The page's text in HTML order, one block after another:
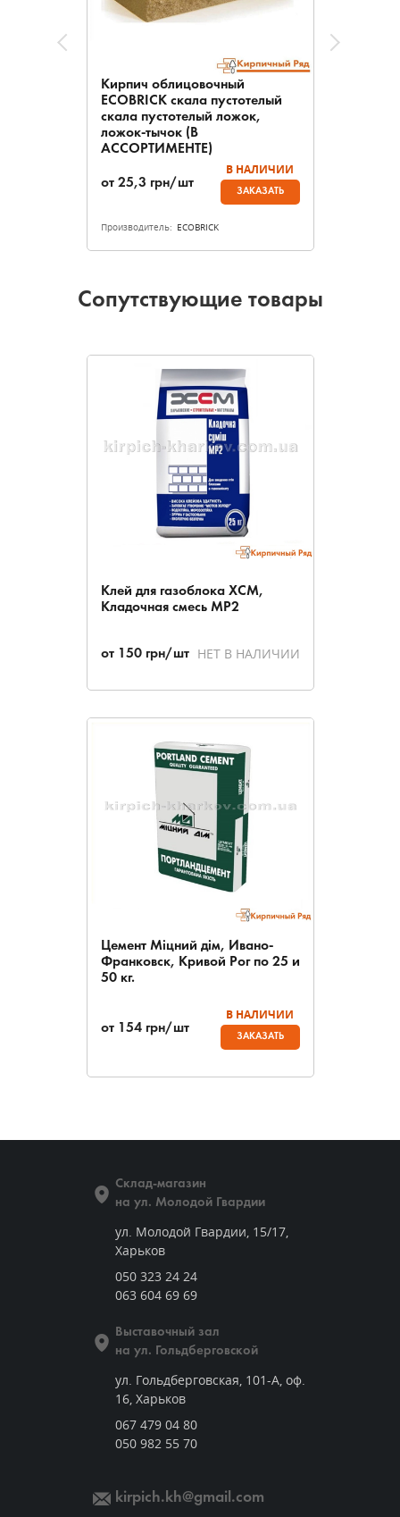
Кирпич облицовочный
ECOBRICK скала пустотелый
скала пустотелый ложок,
ложок-тычок (В
АССОРТИМЕНТЕ)
от 25,3 грн/шт
В НАЛИЧИИ
ЗАКАЗАТЬ
Производитель: ECOBRICK
Сопутствующие товары
Клей для газоблока ХСМ,
Кладочная смесь МР2
от 150 грн/шт НЕТ В НАЛИЧИИ
Цемент Міцний дім, Ивано-
Франковск, Кривой Рог по 25 и
50 кг.
от 154 грн/шт
В НАЛИЧИИ
ЗАКАЗАТЬ
Склад-магазин
на ул. Молодой Гвардии
ул. Молодой Гвардии, 15/17,
Харьков
050 323 24 24
063 604 69 69
Выставочный зал
на ул. Гольдберговской
ул. Гольдберговская, 101-А, оф.
16, Харьков
067 479 04 80
050 982 55 70
kirpich.kh@gmail.com